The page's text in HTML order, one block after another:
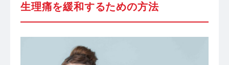
生理痛を緩和するための方法